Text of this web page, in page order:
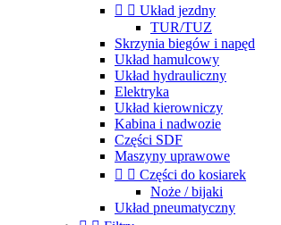
  Układ jezdny
TUR/TUZ
Skrzynia biegów i napęd
Układ hamulcowy
Układ hydrauliczny
Elektryka
Układ kierowniczy
Kabina i nadwozie
Części SDF
Maszyny uprawowe
  Części do kosiarek
Noże / bijaki
Układ pneumatyczny